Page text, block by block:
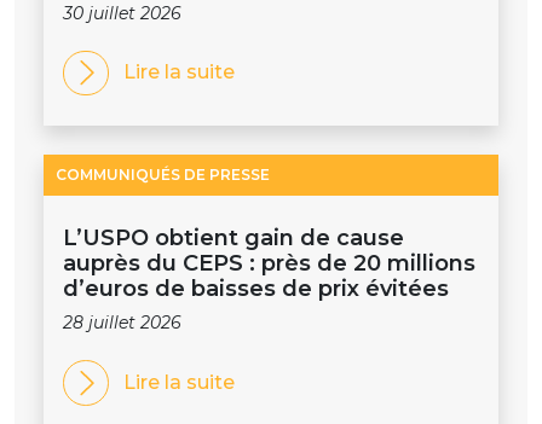
30 juillet 2026
Lire la suite
COMMUNIQUÉS DE PRESSE
L’USPO obtient gain de cause
auprès du CEPS : près de 20 millions
d’euros de baisses de prix évitées
28 juillet 2026
Lire la suite